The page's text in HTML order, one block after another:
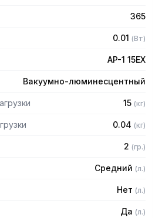
220 х 340 мм
365
0.01 (Вт)
AP-1 15EX
Вакуумно-люминесцентный
15 (кг)
0.04 (кг)
2 (гр.)
Средний (л.)
Нет (л.)
Да (л.)